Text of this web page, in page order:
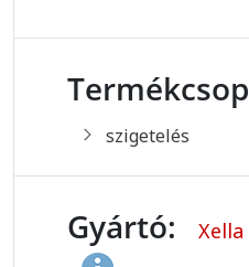
szigetelés
Gyártó: